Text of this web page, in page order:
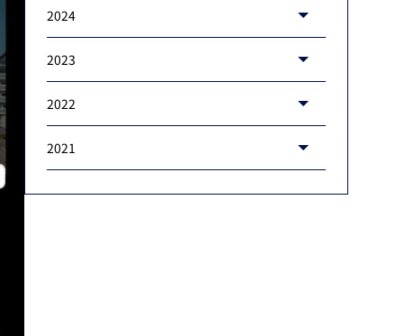
2024
2023
2022
2021